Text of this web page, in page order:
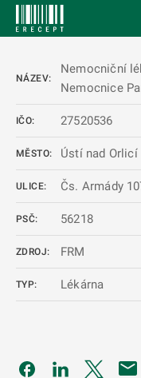
NÁZEV:
Nemocniční
Nemocnice
IČO: 27520536
MĚSTO: Ústí nad Orlicí
ULICE: Čs. Armády
PSČ: 56218
ZDROJ: FRM
TYP: Lékárna
Odkaz se otevře
Odkaz se